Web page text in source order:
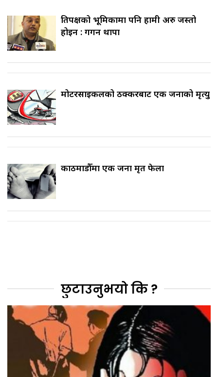
प्रतिपक्षको भूमिकामा पनि हामी अरु जस्तो
होइन : गगन थापा
मोटरसाइकलको ठक्करबाट एक जनाको मृत्यु
काठमाडौँमा एक जना मृत फेला
छुटाउनुभयो कि ?